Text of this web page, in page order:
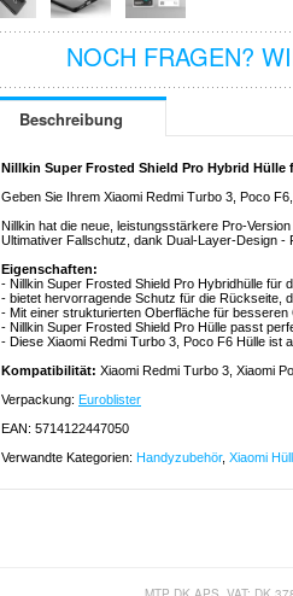
NOCH FRAGEN?
Beschreibung
Nillkin Super Frosted Shield Pro Hybrid Hülle
Geben Sie Ihrem Xiaomi Redmi Turbo 3, Poco
Nillkin hat die neue, leistungsstärkere Pro-
Ultimativer Fallschutz, dank Dual-Layer-Design -
Eigenschaften:
- Nillkin Super Frosted Shield Pro Hybridhülle für
- bietet hervorragende Schutz für die Rückseite,
- Mit einer strukturierten Oberfläche für
- Nillkin Super Frosted Shield Pro Hülle passt
- Diese Xiaomi Redmi Turbo 3, Poco F6 Hülle ist
Kompatibilität: Xiaomi Redmi Turbo 3, Xiaomi
Verpackung: Euroblister
EAN: 5714122447050
Verwandte Kategorien: Handyzubehör, Xiaomi